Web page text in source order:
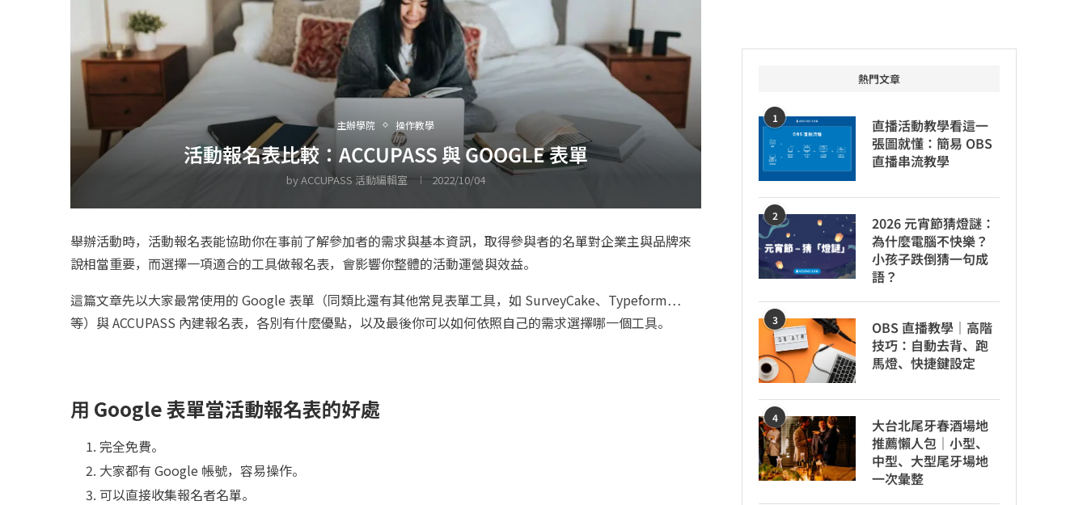
主辦學院 操作教學
活動報名表比較：ACCUPASS 與 GOOGLE 表單
byACCUPASS 活動編輯室 2022/10/04
舉辦活動時，活動報名表能協助你在事前了解參加者的需求與基本資訊，取得參與者的名單對企業主與品牌來
說相當重要，而選擇一項適合的工具做報名表，會影響你整體的活動運營與效益。
這篇文章先以大家最常使用的 Google 表單（同類比還有其他常見表單工具，如 SurveyCake、Typeform…
等）與 ACCUPASS 內建報名表，各別有什麼優點，以及最後你可以如何依照自己的需求選擇哪一個工具。
用 Google 表單當活動報名表的好處
完全免費。
大家都有 Google 帳號，容易操作。
可以直接收集報名者名單。
熱門文章
1
直播活動教學看這一
張圖就懂：簡易 OBS
直播串流教學
2
2026 元宵節猜燈謎：
為什麼電腦不快樂？
小孩子跌倒猜一句成
語？
3
OBS 直播教學｜高階
技巧：自動去背、跑
馬燈、快捷鍵設定
4
大台北尾牙春酒場地
推薦懶人包｜小型、
中型、大型尾牙場地
一次彙整